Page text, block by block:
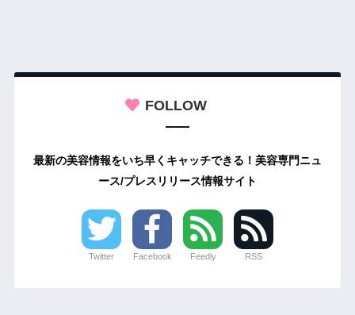
FOLLOW
最新の美容情報をいち早くキャッチできる！美容専門ニュ
ース/プレスリリース情報サイト
Twitter Facebook Feedly RSS